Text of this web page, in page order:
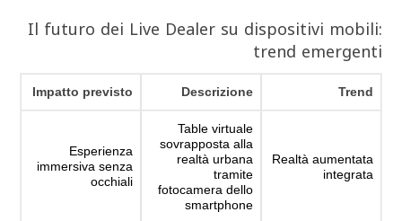
Il futuro dei Live Dealer su dispositivi mobili:
trend emergenti
Trend
Descrizione
Impatto previsto
Realtà aumentata
integrata
Table virtuale
sovrapposta alla
realtà urbana
tramite
fotocamera dello
smartphone
Esperienza
immersiva senza
occhiali